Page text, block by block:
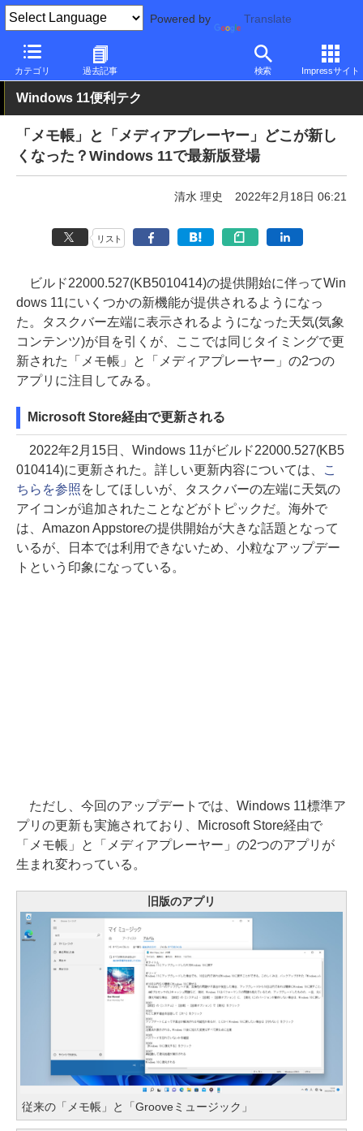
Powered by Translate
カテゴリ 過去記事 検索 Impressサイト
PC Watch ソフトウェア/アプリ 新バージョン
Windows 11便利テク
「メモ帳」と「メディアプレーヤー」どこが新し
くなった？Windows 11で最新版登場
清水 理史 2022年2月18日 06:21
リスト
ビルド22000.527(KB5010414)の提供開始に伴ってWin
dows 11にいくつかの新機能が提供されるようになっ
た。タスクバー左端に表示されるようになった天気(気象
コンテンツ)が目を引くが、ここでは同じタイミングで更
新された「メモ帳」と「メディアプレーヤー」の2つの
アプリに注目してみる。
Microsoft Store経由で更新される
2022年2月15日、Windows 11がビルド22000.527(KB5
010414)に更新された。詳しい更新内容については、
こ
ちらを参照 をしてほしいが、タスクバーの左端に天気の
アイコンが追加されたことなどがトピックだ。海外で
は、Amazon Appstoreの提供開始が大きな話題となって
いるが、日本では利用できないため、小粒なアップデー
トという印象になっている。
ただし、今回のアップデートでは、Windows 11標準ア
プリの更新も実施されており、Microsoft Store経由で
「メモ帳」と「メディアプレーヤー」の2つのアプリが
生まれ変わっている。
旧版のアプリ
従来の「メモ帳」と「Grooveミュージック」